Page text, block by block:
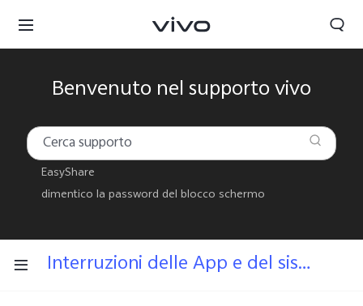
Benvenuto nel supporto vivo
EasyShare
dimentico la password del blocco schermo
Interruzioni delle App e del sistema